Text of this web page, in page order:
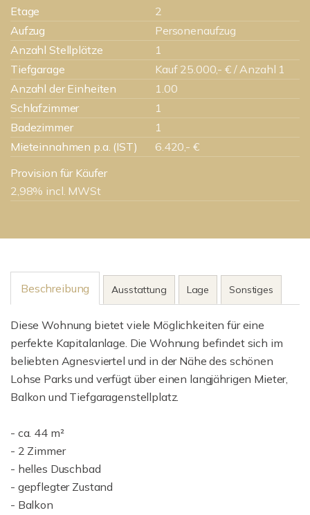
Etage
2
Aufzug
Personenaufzug
Anzahl Stellplätze
1
Tiefgarage
Kauf 25.000,- € / Anzahl 1
Anzahl der Einheiten
1.00
Schlafzimmer
1
Badezimmer
1
Mieteinnahmen p.a. (IST)
6.420,- €
Provision für Käufer
2,98% incl. MWSt
Beschreibung Ausstattung Lage Sonstiges
Diese Wohnung bietet viele Möglichkeiten für eine
perfekte Kapitalanlage. Die Wohnung befindet sich im
beliebten Agnesviertel und in der Nähe des schönen
Lohse Parks und verfügt über einen langjährigen Mieter,
Balkon und Tiefgaragenstellplatz.
- ca. 44 m²
- 2 Zimmer
- helles Duschbad
- gepflegter Zustand
- Balkon